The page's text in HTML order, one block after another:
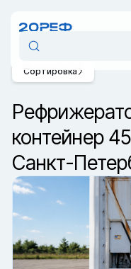
контейнер
Санкт-
Сортировка